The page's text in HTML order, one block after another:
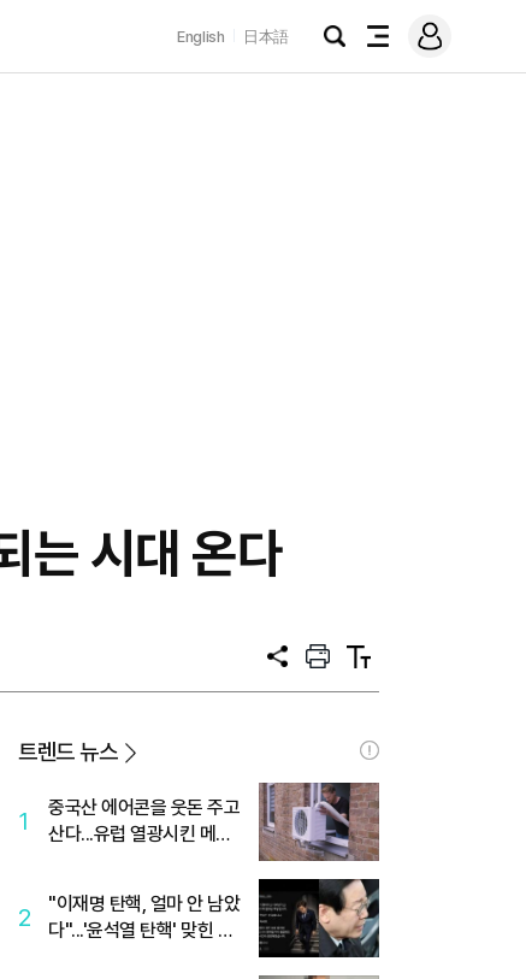
English 日本語
검
전
메
그
는 시대 온다
공
프
트
텍
트
트렌드 뉴스
1
중국산 에어콘을 웃돈 주고
산다...유럽 열광시킨 메이
2
"이재명 탄핵, 얼마 안 남았
다"...'윤석열 탄핵' 맞힌 무